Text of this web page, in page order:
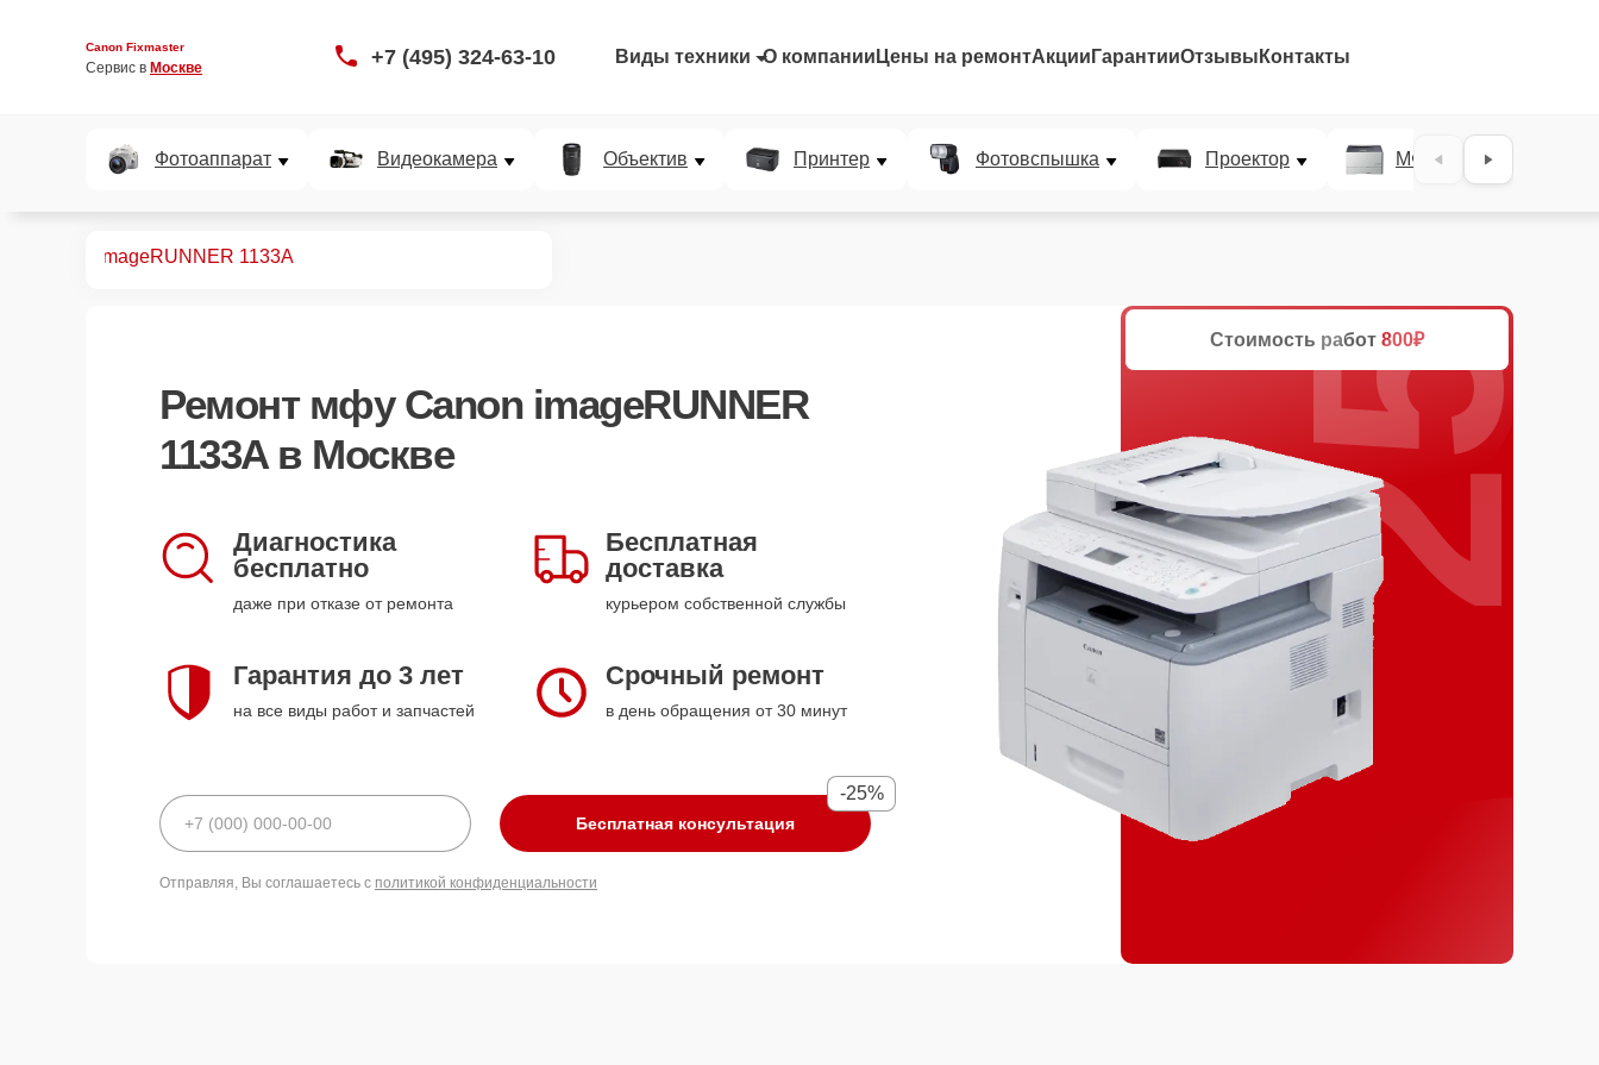
Canon Fixmaster
Сервис в Москве +7 (495) 324-63-10 Виды техники О компании Цены на ремонтАкции ГарантииОтзывы Контакты
Фотоаппарат Видеокамера Объектив Принтер Фотовспышка Проектор МФУ
imageRUNNER 1133A
Ремонт мфу Canon imageRUNNER
1133Aв Москве
Диагностика
бесплатно
даже при отказе от ремонта
Бесплатная
доставка
курьером собственной службы
Гарантия до 3 лет
на все виды работ и запчастей
Срочный ремонт
в день обращения от 30 минут
Бесплатная консультация
-25%
Отправляя, Вы соглашаетесь с политикой конфиденциальности
Стоимость работ 800₽
25%